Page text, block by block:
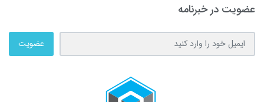
عضویت در خبرنامه
عضویت